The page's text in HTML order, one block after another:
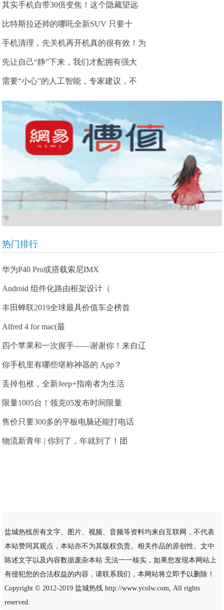
其实手机自带30倍变焦！这个隐藏望远
比特斯拉还帅的哪吒全新SUV 只要十
手机清理，先关机再开机真的很有效！为
先让自己“静”下来，我们才配拥有强大
需要“小心”的人工智能，专家建议，不
广告
热门排行
华为P40 Pro或搭载索尼IMX
Android 组件化路由框架设计（
丰田蝉联2019全球最具价值车企榜首
Alfred 4 for mac(最
四个苹果和一次握手——谢谢你！来自辽
你手机里有哪些堪称神器的 App？
丢掉包袱，全新Jeep+指南者为生活
限量1005台！领克05发布时间限量
售价只要300多的平板电脑还能打电话
物流新青年 | 你到了，年就到了！团
盐城热线所有文字、图片、视频、音频等资料均来自互联网，不代表
本站赞同其观点，本站亦不为其版权负责。相关作品的原创性、文中
陈述文字以及内容数据庞杂本站 无法一一核实，如果您发现本网站上
有侵犯您的合法权益的内容，请联系我们，本网站将立即予以删除！
Copyright © 2012-2019 盐城热线http://www.ycolw.com, All rights
reserved.